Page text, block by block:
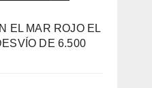
EL MAR ROJO EL
DE 6.500